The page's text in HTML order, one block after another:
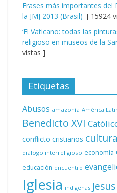
Frases más importantes del
la JMJ 2013 (Brasil) [ 15924
‘El Vaticano: todas las
religioso en museos de la
vistas ]
Etiquetas
Abusos amazonía América
Benedicto XVI
conflicto cristianos cultura
diálogo interreligioso economía
educación encuentro
Iglesia indígenas Jesus